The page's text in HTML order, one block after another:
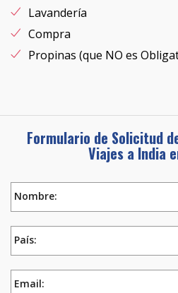
Lavandería
Compra
Propinas (que NO es
Formulario de Solicitud
Viajes a India
Nombre:
País:
Email: